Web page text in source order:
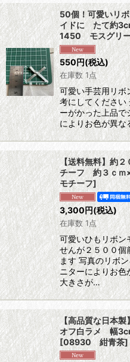
50個！可愛いリ
イドに たて約
1450 モスグリ
550円(税込)
在庫数 1点
可愛い手芸用リボ
考にしてください
ーがかった上品で
によりお色が異な
【送料無料】約
チーフ 約３ｃｍ
モチーフ]
3,300円(税込)
在庫数 1点
可愛いひもリボン
せんが２５００個
ます 写真のリボ
ニターによりお色
大きさが…
【高品質な日本
オフ白ラメ 幅
[08930 紺青茶]